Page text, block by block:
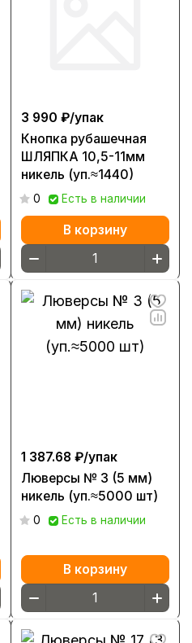
3 990 ₽/упак
Кнопка рубашечная
ШЛЯПКА 10,5-11мм
никель (уп.≈1440)
0 Есть в наличии
В корзину
1 387.68 ₽/упак
Люверсы № 3 (5 мм)
никель (уп.≈5000 шт)
0 Есть в наличии
В корзину